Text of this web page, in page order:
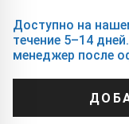
Доступно на
течение 5–14
менеджер после